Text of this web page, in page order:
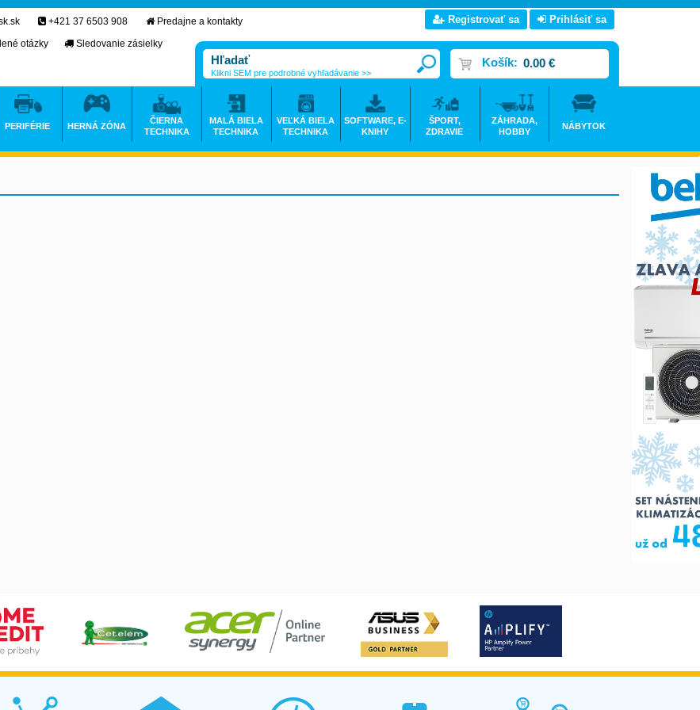
+421 37 6503 908
Predajne a kontakty
otázky
Sledovanie zásielky
Registrovať sa Prihlásiť sa
Košík: 0.00 €
Klikni SEM pre podrobné vyhľadávanie >>
PERIFÉRIE HERNÁ ZÓNA
ČIERNA
TECHNIKA
MALÁ BIELA
TECHNIKA
VEĽKÁ BIELA
TECHNIKA
SOFTWARE, E-
KNIHY
ŠPORT,
ZDRAVIE
ZÁHRADA,
HOBBY
NÁBYTOK